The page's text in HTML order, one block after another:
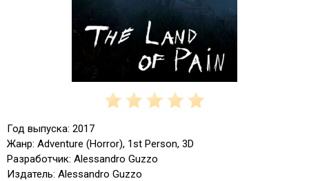
Год выпуска: 2017
Жанр: Adventure (Horror), 1st Person, 3D
Разработчик: Alessandro Guzzo
Издатель: Alessandro Guzzo